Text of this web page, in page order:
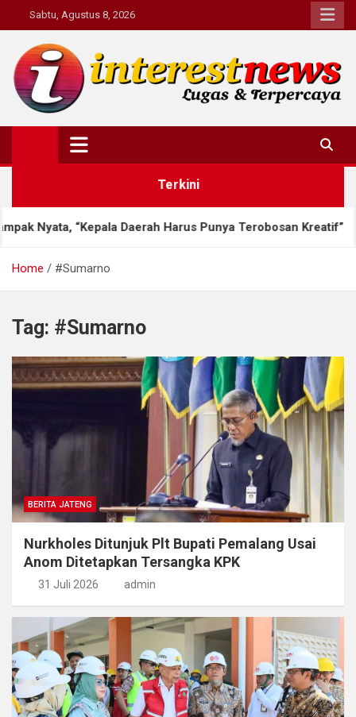
to
content
Sabtu, Agustus 8, 2026
Interestnews.or.id
Terkini
“Kepala Daerah Harus Punya Terobosan Kreatif”
Home #Sumarno
Tag: #Sumarno
BERITA JATENG
Nurkholes Ditunjuk Plt Bupati Pemalang Usai
Anom Ditetapkan Tersangka KPK
31 Juli 2026 admin